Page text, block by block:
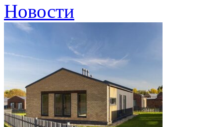
Новости